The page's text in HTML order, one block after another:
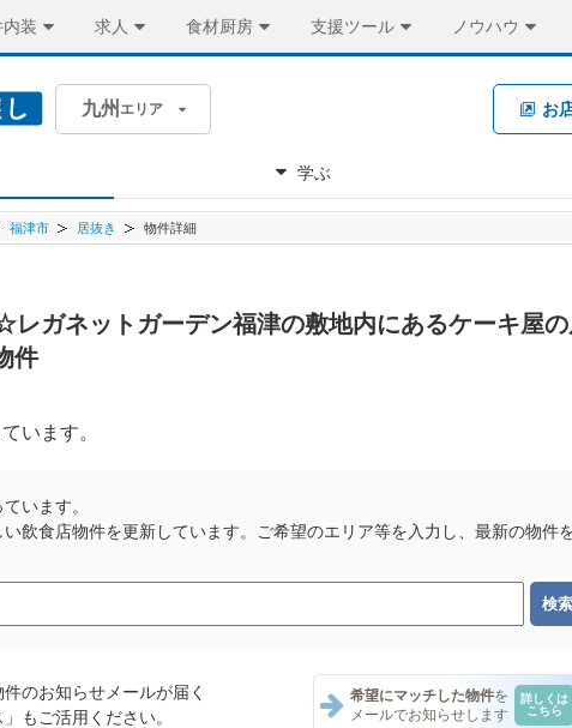
装 求人 食材厨房 支援ツール ノウハウ
九州 エリア お
学ぶ
福津市 居抜き 物件詳細
ガネットガーデン福津の敷地内にあるケーキ屋
件
います。
います。
飲食店物件を更新しています。ご希望のエリア等を入力し、最新の物件
のお知らせメールが届く
もご活用ください。
希望にマッチした物件を
メールでお知らせします
詳しくは
こちら